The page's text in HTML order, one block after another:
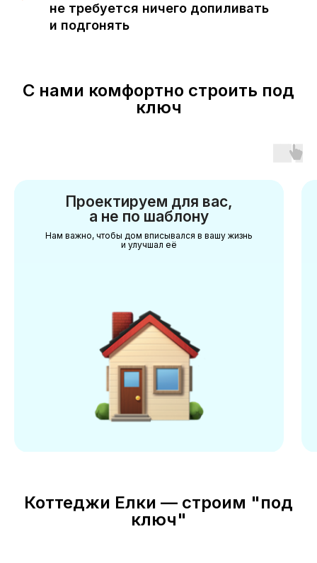
не требуется ничего допиливать
и подгонять
С нами комфортно строить под
ключ
Проектируем для вас,
а не по шаблону
Нам важно, чтобы дом вписывался в вашу жизнь
и улучшал её
Коттеджи Елки — строим "под
ключ"